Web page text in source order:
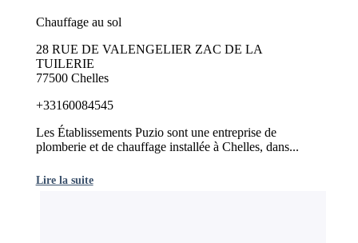
Chauffage au sol
28 RUE DE VALENGELIER ZAC DE LA
TUILERIE
77500 Chelles
+33160084545
Les Établissements Puzio sont une entreprise de
plomberie et de chauffage installée à Chelles, dans...
Lire la suite